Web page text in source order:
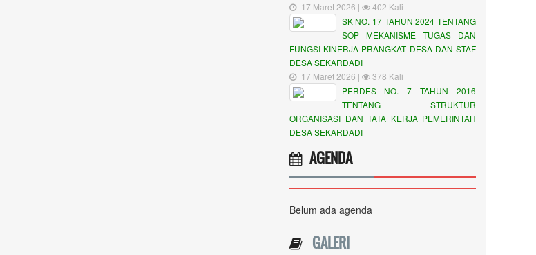
17 Maret 2026 |
402 Kali
SK NO. 17 TAHUN 2024 TENTANG
SOP MEKANISME TUGAS DAN
FUNGSI KINERJA PRANGKAT DESA DAN STAF
DESA SEKARDADI
17 Maret 2026 |
378 Kali
PERDES NO. 7 TAHUN 2016
TENTANG STRUKTUR
ORGANISASI DAN TATA KERJA PEMERINTAH
DESA SEKARDADI
AGENDA
Belum ada agenda
GALERI